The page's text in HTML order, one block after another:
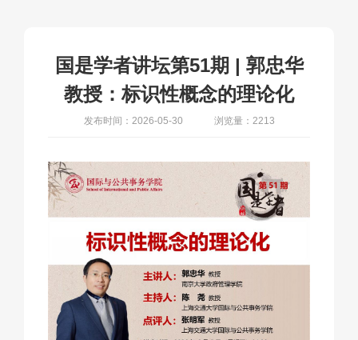
国是学者讲坛第51期 | 郭忠华
教授：标识性概念的理论化
发布时间：2026-05-30 浏览量：2213